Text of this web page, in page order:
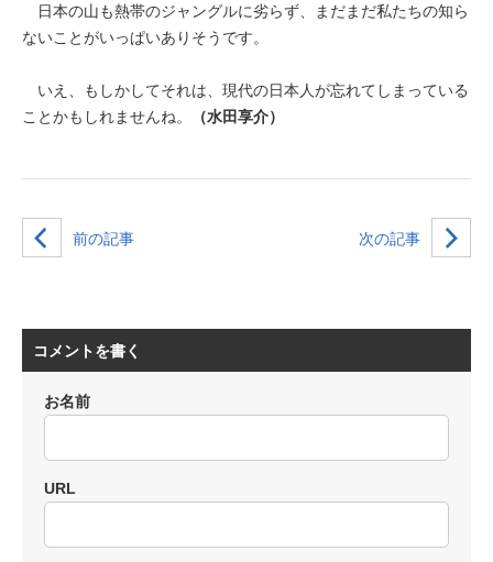
日本の山も熱帯のジャングルに劣らず、まだまだ私たちの知ら
ないことがいっぱいありそうです。
いえ、もしかしてそれは、現代の日本人が忘れてしまっている
ことかもしれませんね。
（水田享介）
前の記事 次の記事
コメントを書く
お名前
URL